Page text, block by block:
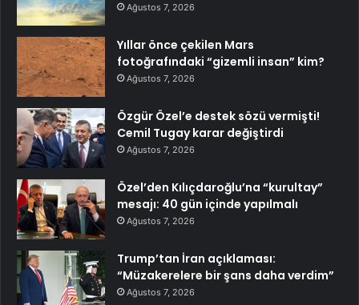
Ağustos 7, 2026
Yıllar önce çekilen Mars
fotoğrafındaki “gizemli insan” kim?
Ağustos 7, 2026
Özgür Özel’e destek sözü vermişti!
Cemil Tugay karar değiştirdi
Ağustos 7, 2026
Özel’den Kılıçdaroğlu’na “kurultay”
mesajı: 40 gün içinde yapılmalı
Ağustos 7, 2026
Trump’tan İran açıklaması:
“Müzakerelere bir şans daha verdim”
Ağustos 7, 2026